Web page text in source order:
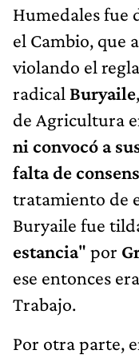
Humedales fue
el Cambio, que
violando el
radical Buryaile
de Agricultura
ni convocó a
falta de
tratamiento de
Buryaile fue
estancia" por
ese entonces
Trabajo.
Por otra parte,